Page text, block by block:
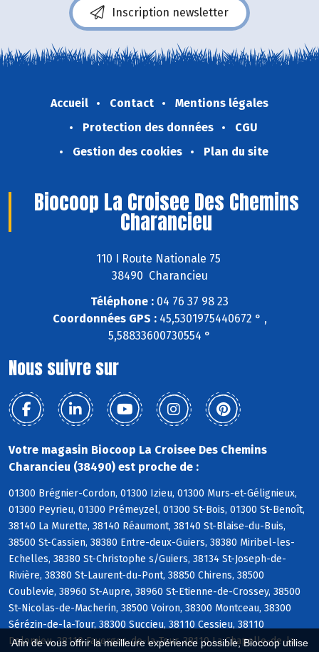
Afin de vous offrir la meilleure expérience possible, Biocoop utilise
Inscription newsletter
Accueil Contact
Mentions légales
Protection des données
CGU
Gestion des cookies
Plan du site
Biocoop La Croisee Des Chemins
Charancieu
110 I Route Nationale 75
38490 Charancieu
Téléphone : 04 76 37 98 23
Coordonnées GPS :45,5301975440672 ° ,
5,58833600730554 °
Nous suivre sur
Votre magasin Biocoop La Croisee Des Chemins
Charancieu (38490) est proche de :
01300 Brégnier-Cordon, 01300 Izieu, 01300 Murs-et-Gélignieux,
01300 Peyrieu, 01300 Prémeyzel, 01300 St-Bois, 01300 St-Benoît,
38140 La Murette, 38140 Réaumont, 38140 St-Blaise-du-Buis,
38500 St-Cassien, 38380 Entre-deux-Guiers, 38380 Miribel-les-
Echelles, 38380 St-Christophe s/Guiers, 38134 St-Joseph-de-
Rivière, 38380 St-Laurent-du-Pont, 38850 Chirens, 38500
Coublevie, 38960 St-Aupre, 38960 St-Etienne-de-Crossey, 38500
St-Nicolas-de-Macherin, 38500 Voiron, 38300 Montceau, 38300
Sérézin-de-la-Tour, 38300 Succieu, 38110 Cessieu, 38110
Dolomieu, 38110 Faverges-de-la-Tour, 38110 La Chapelle-de-la-